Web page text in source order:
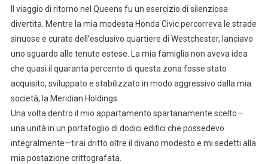
Il viaggio di ritorno nel Queens fu un esercizio di silenziosa
divertita. Mentre la mia modesta Honda Civic percorreva le strade
sinuose e curate dell’esclusivo quartiere di Westchester, lanciavo
uno sguardo alle tenute estese. La mia famiglia non aveva idea
che quasi il quaranta percento di questa zona fosse stato
acquisito, sviluppato e stabilizzato in modo aggressivo dalla mia
società, la Meridian Holdings.
Una volta dentro il mio appartamento spartanamente scelto—
una unità in un portafoglio di dodici edifici che possedevo
integralmente—tirai dritto oltre il divano modesto e mi sedetti alla
mia postazione crittografata.